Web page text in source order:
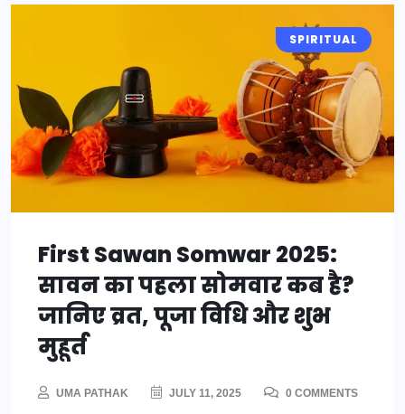
SPIRITUAL
First Sawan Somwar 2025:
सावन का पहला सोमवार कब है?
जानिए व्रत, पूजा विधि और शुभ
मुहूर्त
UMA PATHAK JULY 11, 2025 0 COMMENTS